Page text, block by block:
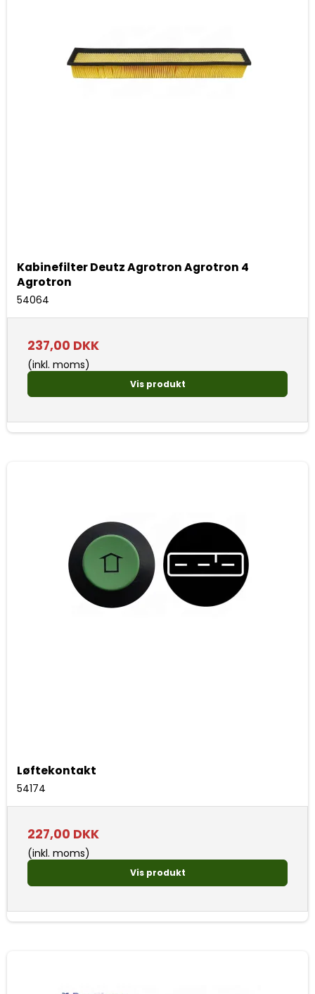
Kabinefilter Deutz Agrotron Agrotron 4
Agrotron
54064
237,00 DKK
(inkl. moms)
Vis produkt
Løftekontakt
54174
227,00 DKK
(inkl. moms)
Vis produkt